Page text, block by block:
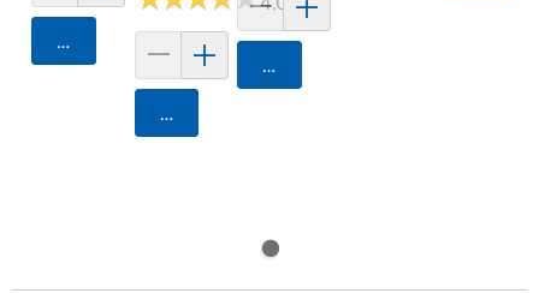
Agregar
Agregar
Agregar